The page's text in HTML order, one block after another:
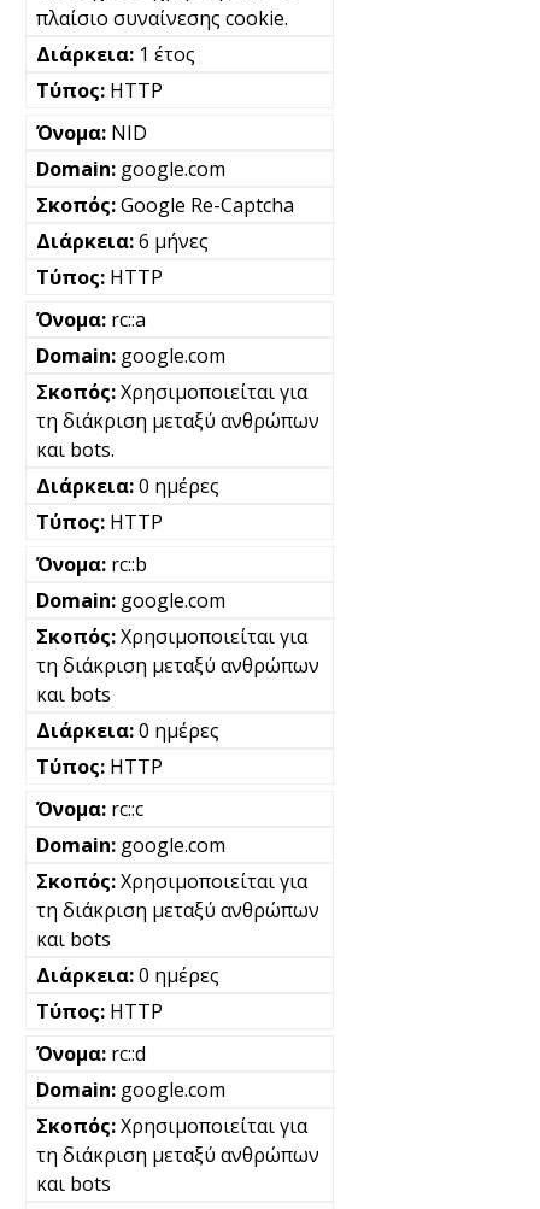
πλαίσιο συναίνεσης cookie.
1 έτος
HTTP
NID
google.com
Google Re-Captcha
6 μήνες
HTTP
rc::a
google.com
Χρησιμοποιείται για
τη διάκριση μεταξύ ανθρώπων
και bots.
0 ημέρες
HTTP
rc::b
google.com
Χρησιμοποιείται για
τη διάκριση μεταξύ ανθρώπων
και bots
0 ημέρες
HTTP
rc::c
google.com
Χρησιμοποιείται για
τη διάκριση μεταξύ ανθρώπων
και bots
0 ημέρες
HTTP
rc::d
google.com
Χρησιμοποιείται για
τη διάκριση μεταξύ ανθρώπων
και bots